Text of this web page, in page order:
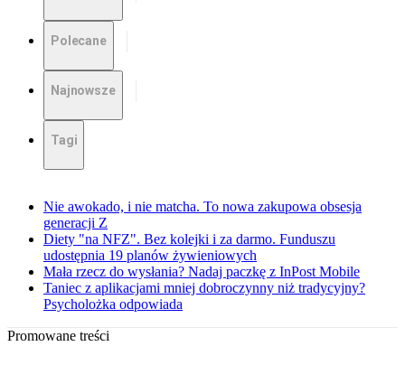
Polecane
Najnowsze
Tagi
Nie awokado, i nie matcha. To nowa zakupowa obsesja
generacji Z
Diety "na NFZ". Bez kolejki i za darmo. Funduszu
udostępnia 19 planów żywieniowych
Mała rzecz do wysłania? Nadaj paczkę z InPost Mobile
Taniec z aplikacjami mniej dobroczynny niż tradycyjny?
Psycholożka odpowiada
Promowane treści